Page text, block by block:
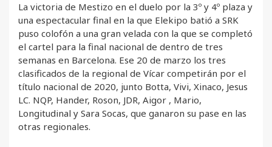
La victoria de Mestizo en el duelo por la 3º y 4º plaza y
una espectacular final en la que Elekipo batió a SRK
puso colofón a una gran velada con la que se completó
el cartel para la final nacional de dentro de tres
semanas en Barcelona. Ese 20 de marzo los tres
clasificados de la regional de Vícar competirán por el
título nacional de 2020, junto Botta, Vivi, Xinaco, Jesus
LC. NQP, Hander, Roson, JDR, Aigor , Mario,
Longitudinal y Sara Socas, que ganaron su pase en las
otras regionales.